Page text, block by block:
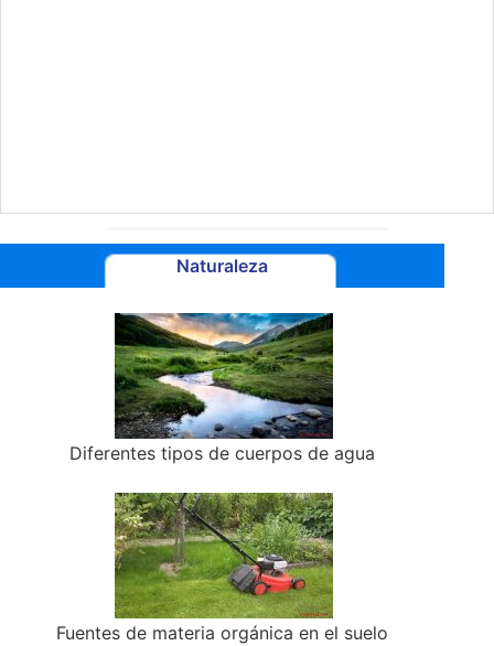
Naturaleza
Diferentes tipos de cuerpos de agua
Fuentes de materia orgánica en el suelo